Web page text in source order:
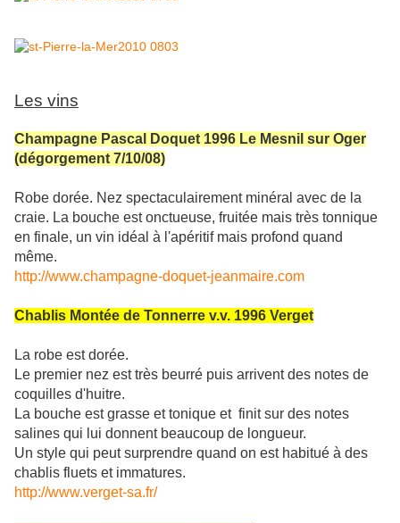
Les vins
Champagne Pascal Doquet 1996 Le Mesnil sur Oger
(dégorgement 7/10/08)
Robe dorée. Nez spectaculairement minéral avec de la
craie. La bouche est onctueuse, fruitée mais très tonnique
en finale, un vin idéal à l'apéritif mais profond quand
même.
http://www.champagne-doquet-jeanmaire.com
Chablis Montée de Tonnerre v.v. 1996 Verget
La robe est dorée.
Le premier nez est très beurré puis arrivent des notes de
coquilles d'huitre.
La bouche est grasse et tonique et finit sur des notes
salines qui lui donnent beaucoup de longueur.
Un style qui peut surprendre quand on est habitué à des
chablis fluets et immatures.
http://www.verget-sa.fr/